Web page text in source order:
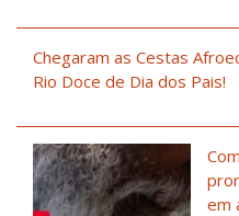
Chegaram as Cestas
Rio Doce de Dia dos Pais!
em